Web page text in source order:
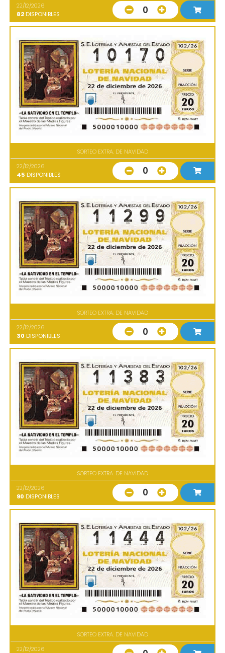
22/12/2026
82DISPONIBLES 0
SORTEO EXTRA. DE NAVIDAD
22/12/2026
45 DISPONIBLES 0
SORTEO EXTRA. DE NAVIDAD
22/12/2026
30 DISPONIBLES 0
SORTEO EXTRA. DE NAVIDAD
22/12/2026
90 DISPONIBLES 0
SORTEO EXTRA. DE NAVIDAD
22/12/2026